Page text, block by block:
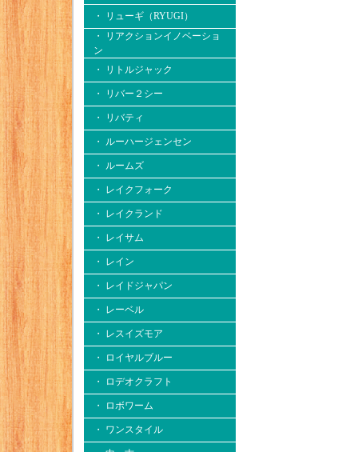
・ リューギ（RYUGI）
・ リアクションイノベーショ
ン
・ リトルジャック
・ リバー２シー
・ リバティ
・ ルーハージェンセン
・ ルームズ
・ レイクフォーク
・ レイクランド
・ レイサム
・ レイン
・ レイドジャパン
・ レーベル
・ レスイズモア
・ ロイヤルブルー
・ ロデオクラフト
・ ロボワーム
・ ワンスタイル